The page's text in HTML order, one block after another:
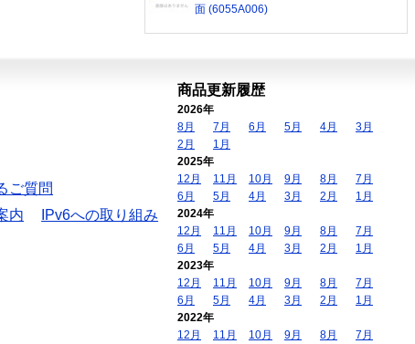
面 (6055A006)
ご質問
内
IPv6への取り組み
商品更新履歴
2026年
8月
7月 6月 5月 4月
3月
2月
1月
2025年
12月
11月 10月 9月 8月
7月
6月
5月 4月 3月 2月
1月
2024年
12月
11月 10月 9月 8月
7月
6月
5月 4月 3月 2月
1月
2023年
12月
11月 10月 9月 8月
7月
6月
5月 4月 3月 2月
1月
2022年
12月
11月 10月 9月 8月
7月